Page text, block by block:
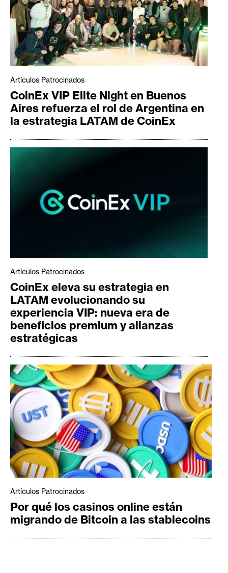
Artículos Patrocinados
CoinEx VIP Elite Night en Buenos
Aires refuerza el rol de Argentina en
la estrategia LATAM de CoinEx
Artículos Patrocinados
CoinEx eleva su estrategia en
LATAM evolucionando su
experiencia VIP: nueva era de
beneficios premium y alianzas
estratégicas
Artículos Patrocinados
Por qué los casinos online están
migrando de Bitcoin a las stablecoins